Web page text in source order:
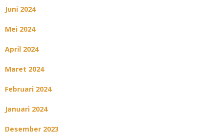
Juni 2024
Mei 2024
April 2024
Maret 2024
Februari 2024
Januari 2024
Desember 2023